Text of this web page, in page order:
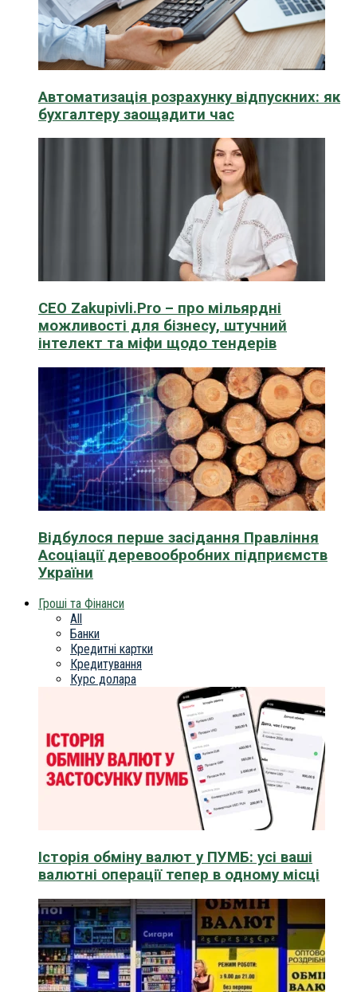
Автоматизація розрахунку відпускних: як
бухгалтеру заощадити час
CEO Zakupivli.Pro – про мільярдні
можливості для бізнесу, штучний
інтелект та міфи щодо тендерів
Відбулося перше засідання Правління
Асоціації деревообробних підприємств
України
Гроші та Фінанси
All
Банки
Кредитні картки
Кредитування
Курс долара
Історія обміну валют у ПУМБ: усі ваші
валютні операції тепер в одному місці